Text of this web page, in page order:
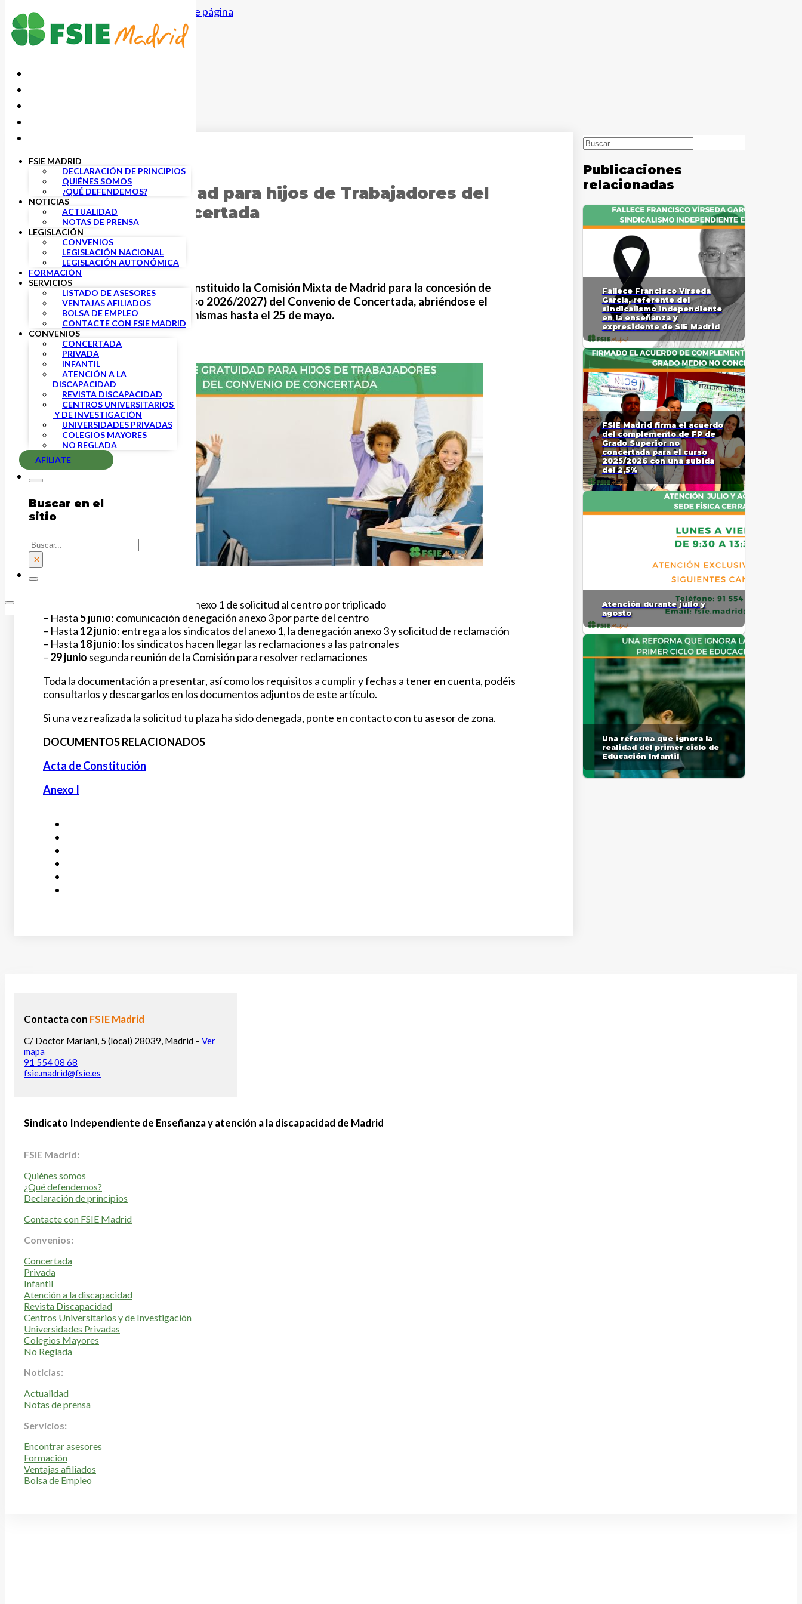
Saltar al contenido principal Saltar al pie de página
FSIE MADRID
DECLARACIÓN DE PRINCIPIOS
QUIÉNES SOMOS
¿QUÉ DEFENDEMOS?
NOTICIAS
ACTUALIDAD
NOTAS DE PRENSA
LEGISLACIÓN
CONVENIOS
LEGISLACIÓN NACIONAL
LEGISLACIÓN AUTONÓMICA
FORMACIÓN
SERVICIOS
LISTADO DE ASESORES
VENTAJAS AFILIADOS
BOLSA DE EMPLEO
CONTACTE CON FSIE MADRID
CONVENIOS
CONCERTADA
PRIVADA
INFANTIL
ATENCIÓN A LA
DISCAPACIDAD
REVISTA DISCAPACIDAD
CENTROS UNIVERSITARIOS
Y DE INVESTIGACIÓN
UNIVERSIDADES PRIVADAS
COLEGIOS MAYORES
NO REGLADA
AFÍLIATE
Buscar en el
sitio
Buscar
×
12 MAYO, 2026
Plazas de Gratuidad para hijos de Trabajadores del
Convenio de Concertada
Hoy12 de mayo, se ha constituido la Comisión Mixta de Madrid para la concesión de
Plazas de Gratuidad (curso 2026/2027) del Convenio de Concertada, abriéndose el
plazo de solicitud de las mismas hasta el 25 de mayo.
: presentación anexo 1 de solicitud al centro por triplicado
– Hasta5 junio: comunicación denegación anexo 3 por parte del centro
– Hasta 12 junio: entrega a los sindicatos del anexo 1, la denegación anexo 3 y solicitud de reclamación
– Hasta 18 junio: los sindicatos hacen llegar las reclamaciones a las patronales
– 29 junio segunda reunión de la Comisión para resolver reclamaciones
Toda la documentación a presentar, así como los requisitos a cumplir y fechas a tener en cuenta, podéis
consultarlos y descargarlos en los documentos adjuntos de este artículo.
Si una vez realizada la solicitud tu plaza ha sido denegada, ponte en contacto con tu asesor de zona.
DOCUMENTOS RELACIONADOS
Acta de Constitución
Anexo I
Buscar
Publicaciones
relacionadas
Fallece Francisco Vírseda
García, referente del
sindicalismo independiente
en la enseñanza y
expresidente de SIE Madrid
FSIE Madrid firma el acuerdo
del complemento de FP de
Grado Superior no
concertada para el curso
2025/2026 con una subida
del 2,5%
Atención durante julio y
agosto
Una reforma que ignora la
realidad del primer ciclo de
Educación Infantil
Contacta con FSIE Madrid
C/ Doctor Mariani, 5 (local) 28039, Madrid – Ver
mapa
91 554 08 68
fsie.madrid@fsie.es
Sindicato Independiente de Enseñanza y atención a la discapacidad de Madrid
FSIE Madrid:
Quiénes somos
¿Qué defendemos?
Declaración de principios
Contacte con FSIE Madrid
Convenios:
Concertada
Privada
Infantil
Atención a la discapacidad
Revista Discapacidad
Centros Universitarios y de Investigación
Universidades Privadas
Colegios Mayores
No Reglada
Noticias:
Actualidad
Notas de prensa
Servicios:
Encontrar asesores
Formación
Ventajas afiliados
Bolsa de Empleo